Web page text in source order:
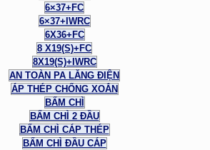
6×37+FC
6×37+IWRC
6X36+FC
8 X19(S)+FC
8X19(S)+IWRC
AN TOÀN PA LĂNG ĐIỆN
ÁP THÉP CHỐNG XOẮN
BẤM CHÌ
BẤM CHÌ 2 ĐẦU
BẤM CHÌ CÁP THÉP
BẤM CHÌ ĐẦU CÁP